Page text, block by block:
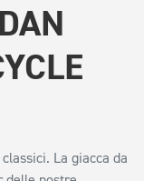
La giacca da